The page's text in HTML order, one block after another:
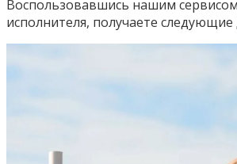
Воспользовавшись нашим
исполнителя, получаете следующие